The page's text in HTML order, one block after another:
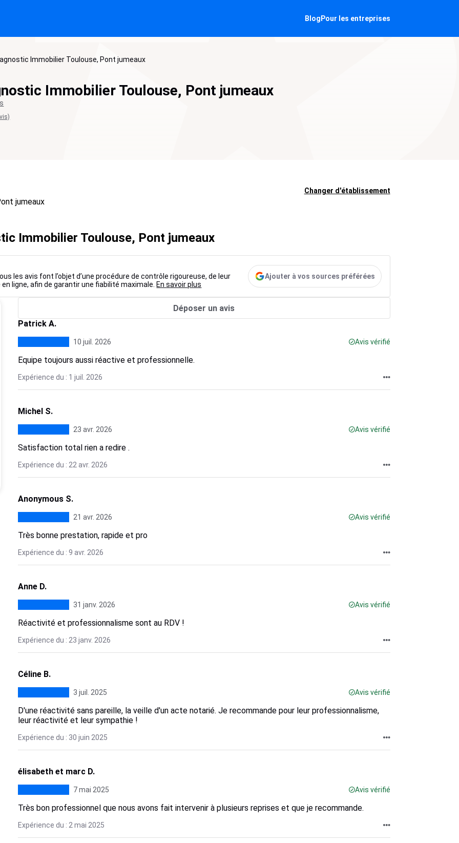
Blog Pour les entreprises
Immobilier Toulouse, Pont jumeaux
Immobilier Toulouse, Pont jumeaux
Changer d'établissement
jumeaux
Immobilier Toulouse, Pont jumeaux
les avis font l’objet d’une procédure de contrôle rigoureuse, de leur
ligne, afin de garantir une fiabilité maximale. En savoir plus
Ajouter à vos sources préférées
Déposer un avis
Patrick A.
10 juil. 2026 Avis vérifié
Equipe toujours aussi réactive et professionnelle.
Expérience du : 1 juil. 2026
Michel S.
23 avr. 2026 Avis vérifié
Satisfaction total rien a redire .
Expérience du : 22 avr. 2026
Anonymous S.
21 avr. 2026 Avis vérifié
Très bonne prestation, rapide et pro
Expérience du : 9 avr. 2026
Anne D.
31 janv. 2026 Avis vérifié
Réactivité et professionnalisme sont au RDV !
Expérience du : 23 janv. 2026
Céline B.
3 juil. 2025 Avis vérifié
D'une réactivité sans pareille, la veille d'un acte notarié. Je recommande pour leur professionnalisme,
leur réactivité et leur sympathie !
Expérience du : 30 juin 2025
élisabeth et marc D.
7 mai 2025 Avis vérifié
Très bon professionnel que nous avons fait intervenir à plusieurs reprises et que je recommande.
Expérience du : 2 mai 2025